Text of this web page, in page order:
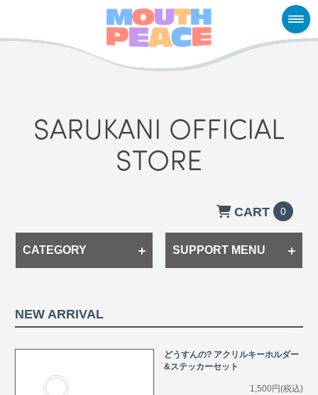
SARUKANI OFFICIAL
STORE
CART 0
CATEGORY SUPPORT MENU
NEW ARRIVAL
どうすんの? アクリルキーホルダー
&ステッカーセット
1,500円(税込)